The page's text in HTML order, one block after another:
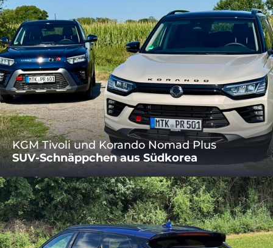
KGM Tivoli und Korando Nomad Plus
SUV-Schnäppchen aus Südkorea